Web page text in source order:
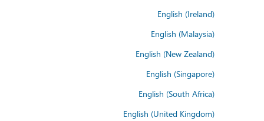
English (Ireland)
English (Malaysia)
English (New Zealand)
English (Singapore)
English (South Africa)
English (United Kingdom)